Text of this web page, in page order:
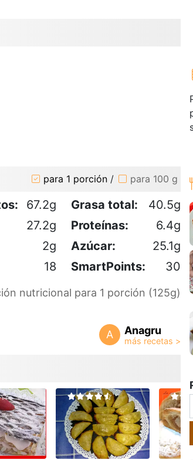
para 1 porción / para 100 g
67.2g Grasa total:
40.5g
27.2g Proteínas:
6.4g
2g Azúcar:
25.1g
18 SmartPoints: 30
nutricional para 1 porción (125g)
A Anagru